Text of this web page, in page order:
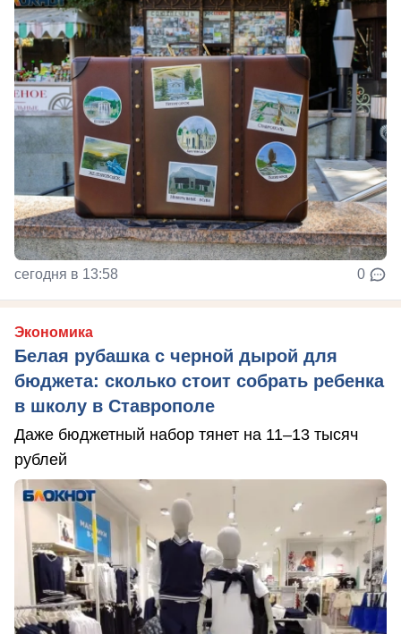
сегодня в 13:58 0
Экономика
Белая рубашка с черной дырой для
бюджета: сколько стоит собрать ребенка
в школу в Ставрополе
Даже бюджетный набор тянет на 11–13 тысяч
рублей